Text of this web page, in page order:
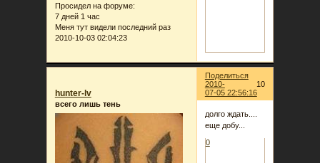
Просидел на форуме:
7 дней 1 час
Меня тут видели последний раз
2010-10-03 02:04:23
Поделиться
10
2010-
07-05 22:56:16
hunter-lv
всего лишь тень
долго ждать....
еще добу...
0